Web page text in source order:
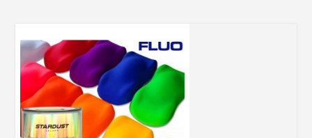
przeszlifowaniu papierem P500.
Lakier bezbarwny nie rozpuści naklejki, ale
ją pokryje, chroniąc i wyrównując. Jeśli
naklejka jest zbyt gruba i chcesz nadać
swojemu skuterowi wodnemu jeszcze
więcej blasku, możesz bez problemu
nałożyć dwie warstwy lakieru bezbarwnego
po 24 godzinach.